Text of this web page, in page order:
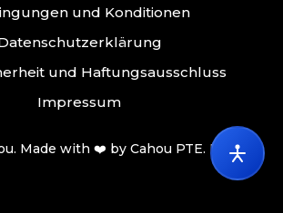
und Konditionen
und Haftungsausschluss
Impressum
Made with ❤️ by Cahou PTE. LTD.